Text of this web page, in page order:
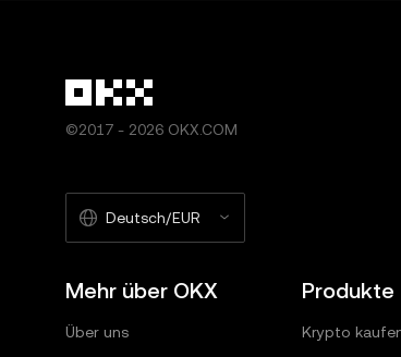
©2017 - 2026 OKX.COM
Deutsch/EUR
Mehr über OKX
Über uns
Produkte
Krypto